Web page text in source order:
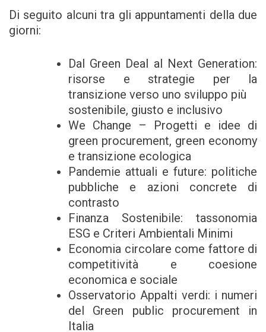
Di seguito alcuni tra gli appuntamenti della due
giorni:
Dal Green Deal al Next Generation:
risorse e strategie per la
transizione verso uno sviluppo più
sostenibile, giusto e inclusivo
We Change – Progetti e idee di
green procurement, green economy
e transizione ecologica
Pandemie attuali e future: politiche
pubbliche e azioni concrete di
contrasto
Finanza Sostenibile: tassonomia
ESG e Criteri Ambientali Minimi
Economia circolare come fattore di
competitività e coesione
economica e sociale
Osservatorio Appalti verdi: i numeri
del Green public procurement in
Italia